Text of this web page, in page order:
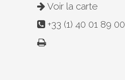
Voir la carte
+33 (1) 40 01 89 00